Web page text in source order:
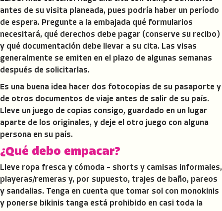
antes de su visita planeada, pues podría haber un período
de espera. Pregunte a la embajada qué formularios
necesitará, qué derechos debe pagar (conserve su recibo)
y qué documentación debe llevar a su cita. Las visas
generalmente se emiten en el plazo de algunas semanas
después de solicitarlas.
Es una buena idea hacer dos fotocopias de su pasaporte y
de otros documentos de viaje antes de salir de su país.
Lleve un juego de copias consigo, guardado en un lugar
aparte de los originales, y deje el otro juego con alguna
persona en su país.
¿Qué debo empacar?
Lleve ropa fresca y cómoda – shorts y camisas informales,
playeras/remeras y, por supuesto, trajes de baño, pareos
y sandalias. Tenga en cuenta que tomar sol con monokinis
y ponerse bikinis tanga está prohibido en casi toda la